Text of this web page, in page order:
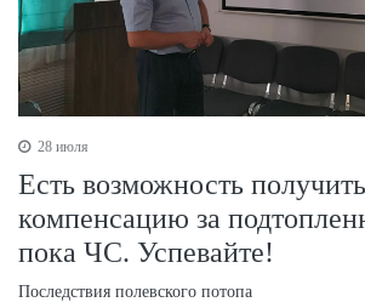
28 июля
Есть возможность получить
компенсацию за
пока ЧС. Успевайте!
Последствия полевского потопа